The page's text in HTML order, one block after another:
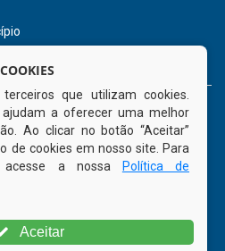
que utilizam cookies.
a oferecer uma melhor
Ao clicar no botão “Aceitar”
de cookies em nosso site. Para
acesse a nossa
Política de
Aceitar